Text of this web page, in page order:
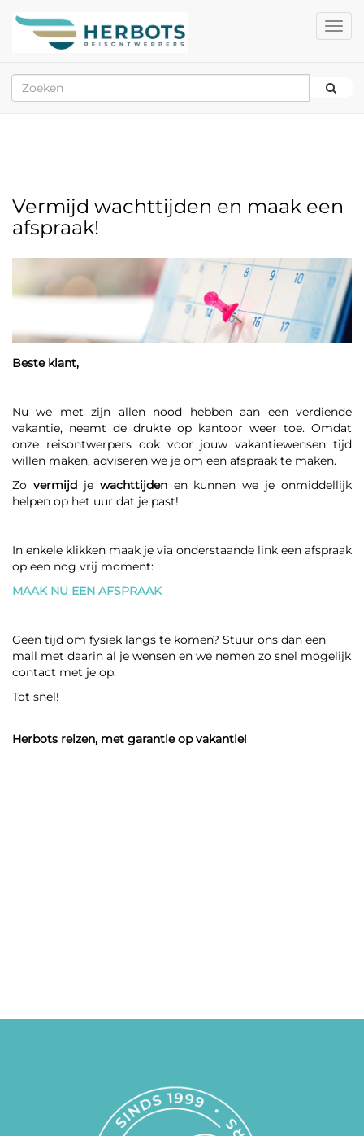
Vermijd wachttijden en maak een
afspraak!
Beste klant,
Nu we met zijn allen nood hebben aan een verdiende
vakantie, neemt de drukte op kantoor weer toe. Omdat
onze reisontwerpers ook voor jouw vakantiewensen tijd
willen maken, adviseren we je om een afspraak te maken.
Zo vermijdje wachttijdenen kunnen we je onmiddellijk
helpen op het uur dat je past!
In enkele klikken maak je via onderstaande link een afspraak
op een nog vrij moment:
MAAK NU EEN AFSPRAAK
Geen tijd om fysiek langs te komen? Stuur ons dan een
mail met daarin al je wensen en we nemen zo snel mogelijk
contact met je op.
Tot snel!
Herbots reizen, met garantie op vakantie!